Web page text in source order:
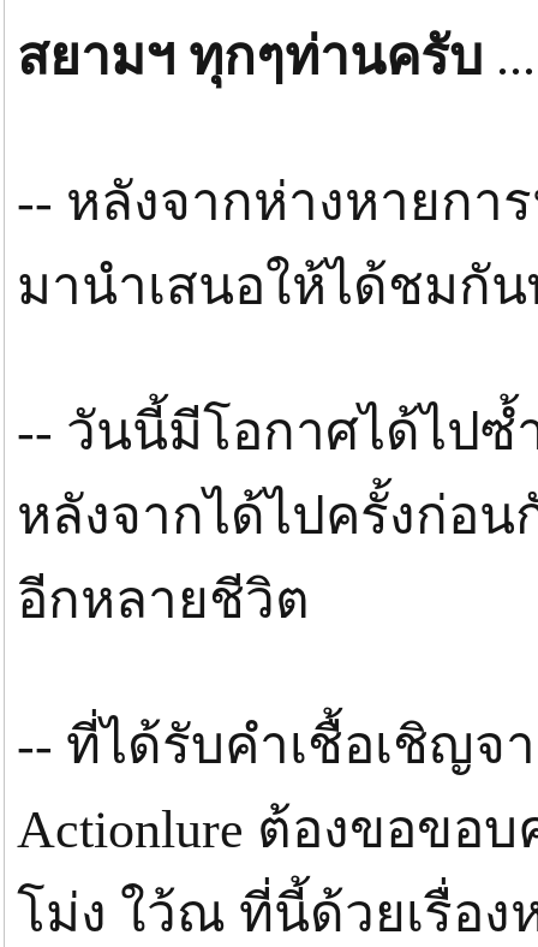
สยามฯ ทุกๆท่านครับ
-- หลังจากห่างหายกา
มานำเสนอให้ได้ชมกั
-- วันนี้มีโอกาศได้ไปซ้
หลังจากได้ไปครั้งก่อ
อีกหลายชีวิต
-- ที่ได้รับคำเชื้อเชิญจ
Actionlure ต้องขอขอ
โม่ง ใว้ณ ที่นี้ด้วยเรื่อ